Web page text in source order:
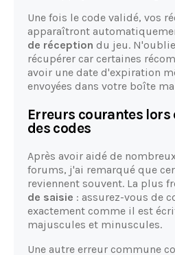
Une fois le code validé, vos
apparaîtront
de réception du jeu.
récupérer car certaines
avoir une date d'expiration
envoyées dans votre boîte
Erreurs courantes
des codes
Après avoir aidé de
forums, j'ai remarqué que
reviennent souvent. La plus
de saisie : assurez-vous de
exactement comme il est
majuscules et minuscules.
Une autre erreur commune